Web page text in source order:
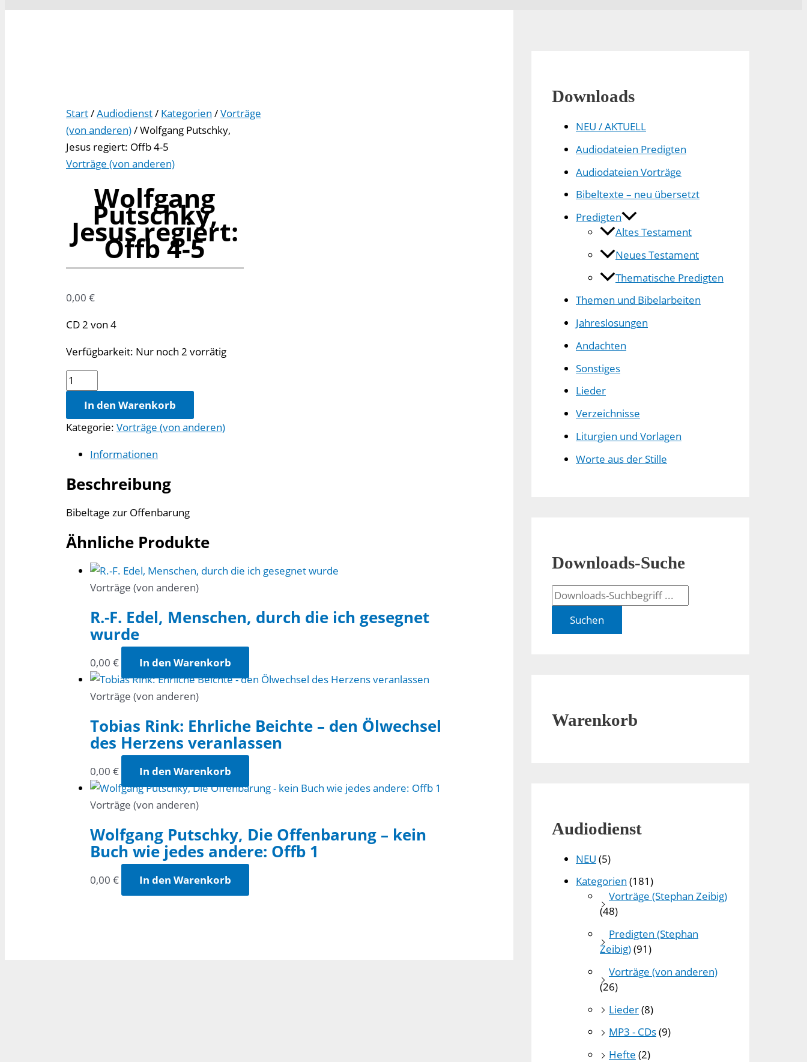
Start/Audiodienst/ Kategorien /Vorträge
(von anderen)/ Wolfgang Putschky,
Jesus regiert: Offb 4-5
Vorträge (von anderen)
Wolfgang
Putschky,
Jesus regiert:
Offb 4-5
0,00 €
CD 2 von 4
Verfügbarkeit: Nur noch 2 vorrätig
Wolfgang
Putschky,
Jesus
regiert:
5
In den Warenkorb
Kategorie: Vorträge (von anderen)
Informationen
Beschreibung
Bibeltage zur Offenbarung
Ähnliche Produkte
Vorträge (von anderen)
R.-F. Edel, Menschen, durch die ich gesegnet
wurde
0,00 € In den Warenkorb
Vorträge (von anderen)
Tobias Rink: Ehrliche Beichte – den Ölwechsel
des Herzens veranlassen
0,00 € In den Warenkorb
Vorträge (von anderen)
Wolfgang Putschky, Die Offenbarung – kein
Buch wie jedes andere: Offb 1
0,00 € In den Warenkorb
Downloads
NEU / AKTUELL
Audiodateien Predigten
Audiodateien Vorträge
Bibeltexte – neu übersetzt
Predigten
Altes Testament
Neues Testament
Thematische Predigten
Themen und Bibelarbeiten
Jahreslosungen
Andachten
Sonstiges
Lieder
Verzeichnisse
Liturgien und Vorlagen
Worte aus der Stille
Downloads-Suche
Suchen
Warenkorb
Audiodienst
NEU (5)
Kategorien (181)
Vorträge (Stephan Zeibig)
(48)
Predigten (Stephan
Zeibig)(91)
Vorträge (von anderen)
(26)
Lieder(8)
MP3 - CDs(9)
Hefte (2)